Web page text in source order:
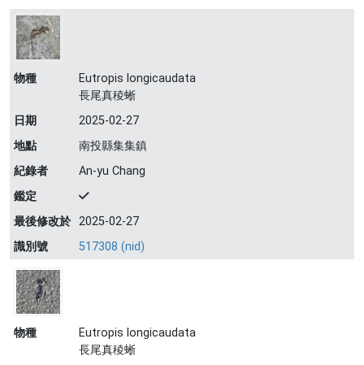
物種
Eutropis longicaudata
長尾真稜蜥
日期
2025-02-27
地點
南投縣集集鎮
紀錄者
An-yu Chang
鑑定
最後修改於 2025-02-27
識別號
517308 (nid)
物種
Eutropis longicaudata
長尾真稜蜥